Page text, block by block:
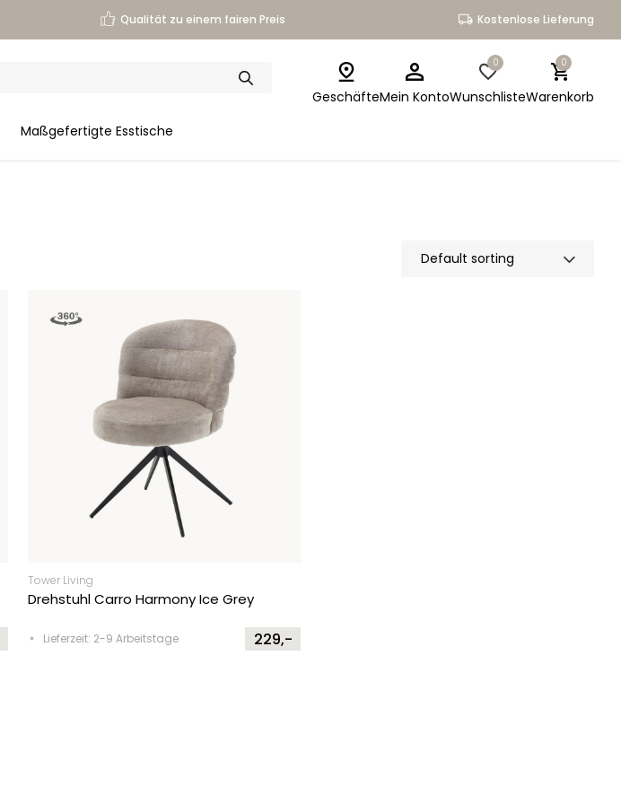
Qualität zu einem fairen Preis Kostenlose Lieferung
Maßgefertigte Esstische
GeschäfteMein Konto
0
Wunschliste
0
Warenkorb
Tower Living
Drehstuhl Carro Harmony Ice Grey
Lieferzeit: 2-9 Arbeitstage 229,-